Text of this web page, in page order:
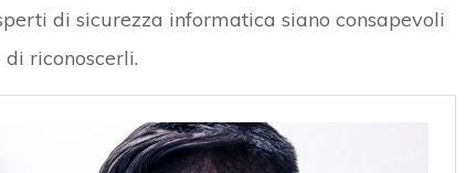
di sicurezza informatica siano consapevoli
riconoscerli.